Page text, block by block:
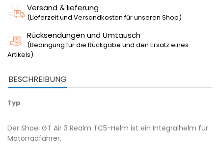
Versand & lieferung
(Lieferzeit und Versandkosten für unseren Shop)
Rücksendungen und Umtausch
(Bedingung für die Rückgabe und den Ersatz eines
Artikels)
BESCHREIBUNG
Typ
Der Shoei GT Air 3 Realm TC5-Helm ist ein Integralhelm für
Motorradfahrer.